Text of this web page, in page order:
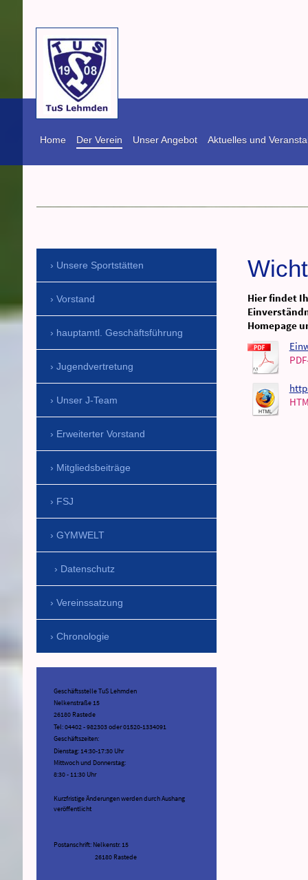
Home Der Verein Unser Angebot Aktuelles und
Hier findet
Homepage
Unsere Sportstätten
Vorstand
hauptamtl. Geschäftsführung
Jugendvertretung
Unser J-Team
Erweiterter Vorstand
Mitgliedsbeiträge
FSJ
GYMWELT
Datenschutz
Vereinssatzung
Chronologie
Geschäftsstelle TuS Lehmden
Nelkenstraße 15
26180 Rastede
Tel: 04402 - 982303 oder 01520-1334091
Geschäftszeiten:
Dienstag: 14:30-17:30 Uhr
Mittwoch und Donnerstag:
8:30 - 11:30 Uhr
Kurzfristige Änderungen werden durch Aushang
veröffentlicht
Postanschrift: Nelkenstr. 15
26180 Rastede